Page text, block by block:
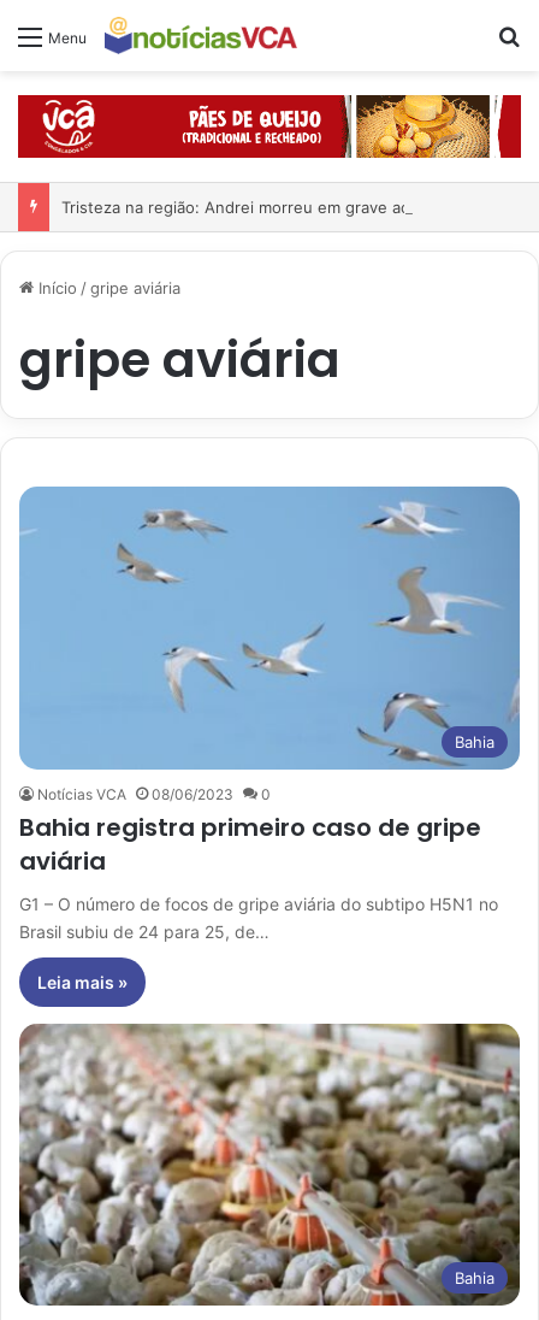
Menu
Tristeza na região: Andrei morreu em grave acidente
Início /gripe aviária
gripe aviária
Bahia
Notícias VCA 08/06/2023 0
Bahia registra primeiro caso de gripe
aviária
G1 – O número de focos de gripe aviária do subtipo H5N1 no
Brasil subiu de 24 para 25, de…
Leia mais »
Bahia